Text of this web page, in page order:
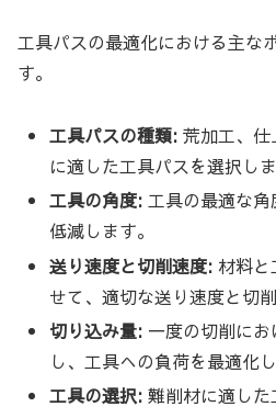
工具パスの最適化における主な
す。
工具パスの種類: 荒加工、
に適した工具パスを選択しま
工具の角度: 工具の最適な
低減します。
送り速度と切削速度: 材料と
せて、適切な送り速度と切
切り込み量: 一度の切削に
し、工具への負荷を最適化し
工具の選択: 難削材に適し